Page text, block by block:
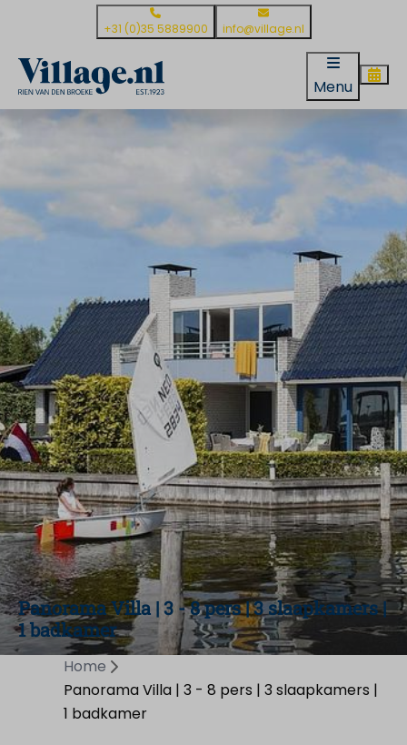
+31 (0)35 5889900 info@village.nl
Menu
Panorama Villa | 3 - 8 pers | 3 slaapkamers |
1 badkamer
Home
Panorama Villa | 3 - 8 pers | 3 slaapkamers |
1 badkamer